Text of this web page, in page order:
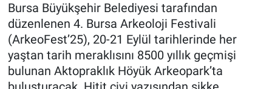
Bursa Büyükşehir Belediyesi tarafından
düzenlenen 4. Bursa Arkeoloji Festivali
(ArkeoFest’25), 20-21 Eylül tarihlerinde her
yaştan tarih meraklısını 8500 yıllık geçmişi
bulunan Aktopraklık Höyük Arkeopark’ta
Doğa Konuşuyor
Dünya
Ege Saati
Sağlık
Spor
Yayın Akışı
Tüm Manşetler
Son Dakika Haberleri
Haber Arşivi